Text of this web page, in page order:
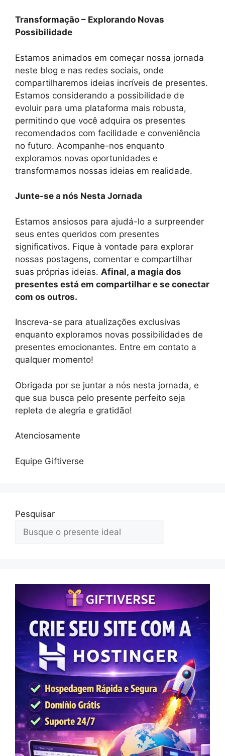
Transformação – Explorando Novas
Possibilidade
Estamos animados em começar nossa jornada
neste blog e nas redes sociais, onde
compartilharemos ideias incríveis de presentes.
Estamos considerando a possibilidade de
evoluir para uma plataforma mais robusta,
permitindo que você adquira os presentes
recomendados com facilidade e conveniência
no futuro. Acompanhe-nos enquanto
exploramos novas oportunidades e
transformamos nossas ideias em realidade.
Junte-se a nós Nesta Jornada
Estamos ansiosos para ajudá-lo a surpreender
seus entes queridos com presentes
significativos. Fique à vontade para explorar
nossas postagens, comentar e compartilhar
suas próprias ideias. Afinal, a magia dos
presentes está em compartilhar e se conectar
com os outros.
Inscreva-se para atualizações exclusivas
enquanto exploramos novas possibilidades de
presentes emocionantes. Entre em contato a
qualquer momento!
Obrigada por se juntar a nós nesta jornada, e
que sua busca pelo presente perfeito seja
repleta de alegria e gratidão!
Atenciosamente
Equipe Giftiverse
Pesquisar